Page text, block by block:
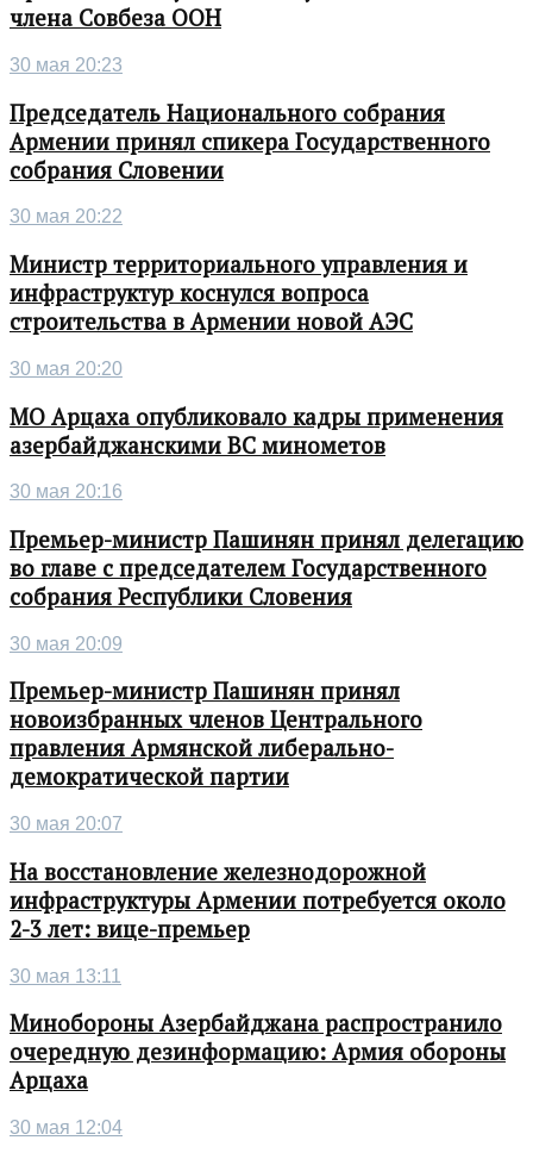
члена Совбеза ООН
30 мая 20:23
Председатель Национального собрания
Армении принял спикера Государственного
собрания Словении
30 мая 20:22
Министр территориального управления и
инфраструктур коснулся вопроса
строительства в Армении новой АЭС
30 мая 20:20
МО Арцаха опубликовало кадры применения
азербайджанскими ВС минометов
30 мая 20:16
Премьер-министр Пашинян принял делегацию
во главе с председателем Государственного
собрания Республики Словения
30 мая 20:09
Премьер-министр Пашинян принял
новоизбранных членов Центрального
правления Армянской либерально-
демократической партии
30 мая 20:07
На восстановление железнодорожной
инфраструктуры Армении потребуется около
2-3 лет: вице-премьер
30 мая 13:11
Минобороны Азербайджана распространило
очередную дезинформацию: Армия обороны
Арцаха
30 мая 12:04